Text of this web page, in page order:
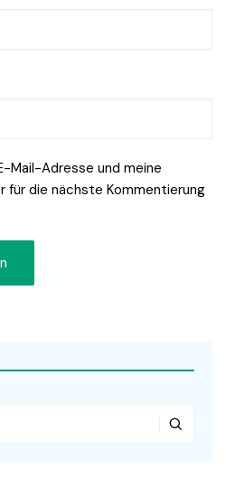
Mail-Adresse und meine
für die nächste Kommentierung